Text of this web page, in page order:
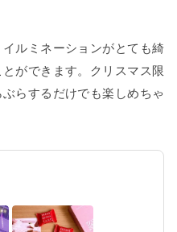
ルミネーションがとても綺
ができます。クリスマス限
らするだけでも楽しめちゃ